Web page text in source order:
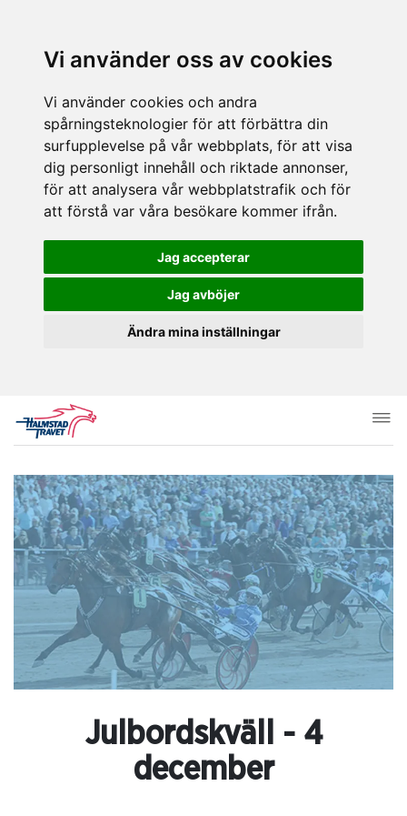
Vi använder oss av cookies
Vi använder cookies och andra
spårningsteknologier för att förbättra din
surfupplevelse på vår webbplats, för att visa
dig personligt innehåll och riktade annonser,
för att analysera vår webbplatstrafik och för
att förstå var våra besökare kommer ifrån.
Jag accepterar
Jag avböjer
Ändra mina inställningar
Julbordskväll - 4
december